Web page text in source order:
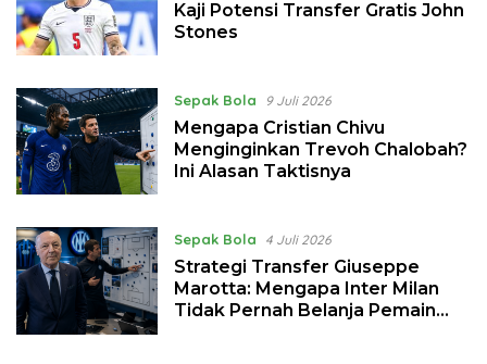
Kaji Potensi Transfer Gratis John
Stones
Sepak Bola 9 Juli 2026
Mengapa Cristian Chivu
Menginginkan Trevoh Chalobah?
Ini Alasan Taktisnya
Sepak Bola 4 Juli 2026
Strategi Transfer Giuseppe
Marotta: Mengapa Inter Milan
Tidak Pernah Belanja Pemain